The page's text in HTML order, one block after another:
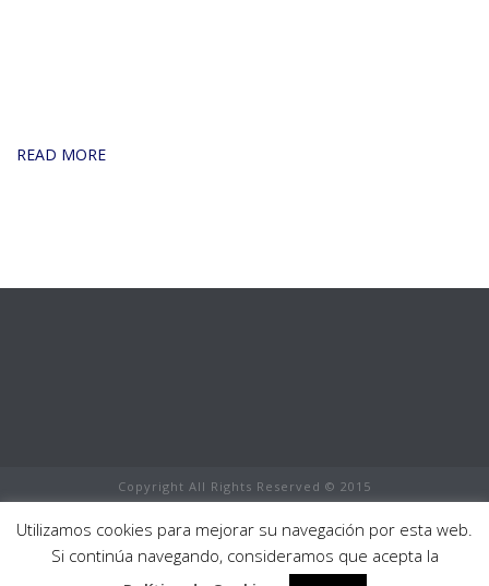
READ MORE
Copyright All Rights Reserved © 2015
Política de cookies
Mapa del Sitio
0
Utilizamos cookies para mejorar su navegación por esta web.
Si continúa navegando, consideramos que acepta la